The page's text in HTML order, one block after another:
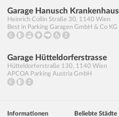
Garage Hanusch Krankenhaus
Heinrich Collin Straße 30, 1140 Wien
Best in Parking Garagen GmbH & Co KG
Garage Hütteldorferstrasse
Hütteldorferstraße 130, 1140 Wien
APCOA Parking Austria GmbH
Informationen Beliebte Städte